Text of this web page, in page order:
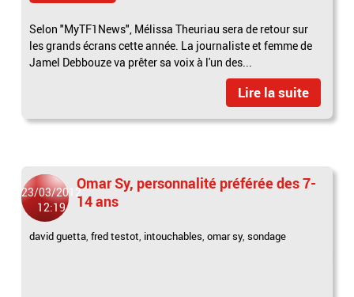
Selon "MyTF1News", Mélissa Theuriau sera de retour sur
les grands écrans cette année. La journaliste et femme de
Jamel Debbouze va prêter sa voix à l'un des...
Lire la suite
23/03/2012
12:19
Omar Sy, personnalité préférée des 7-
14 ans
david guetta,fred testot, intouchables,omar sy,sondage